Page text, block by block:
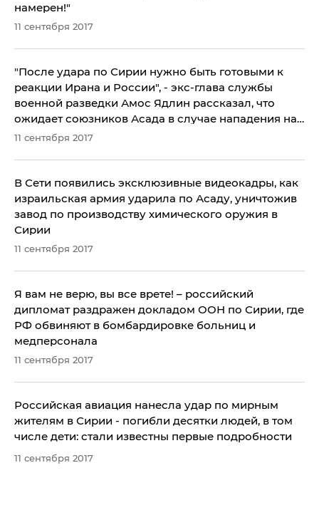
намерен!"
11 сентября 2017
"После удара по Сирии нужно быть готовыми к
реакции Ирана и России", - экс-глава службы
военной разведки Амос Ядлин рассказал, что
ожидает союзников Асада в случае нападения на
израильскую армию
11 сентября 2017
В Сети появились эксклюзивные видеокадры, как
израильская армия ударила по Асаду, уничтожив
завод по производству химического оружия в
Сирии
11 сентября 2017
Я вам не верю, вы все врете! – российский
дипломат раздражен докладом ООН по Сирии, где
РФ обвиняют в бомбардировке больниц и
медперсонала
11 сентября 2017
Российская авиация нанесла удар по мирным
жителям в Сирии - погибли десятки людей, в том
числе дети: стали известны первые подробности
11 сентября 2017